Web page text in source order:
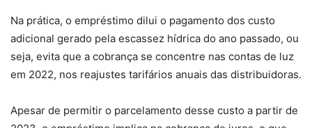
Na prática, o empréstimo dilui o pagamento dos custo
adicional gerado pela escassez hídrica do ano passado, ou
seja, evita que a cobrança se concentre nas contas de luz
em 2022, nos reajustes tarifários anuais das distribuidoras.
Apesar de permitir o parcelamento desse custo a partir de